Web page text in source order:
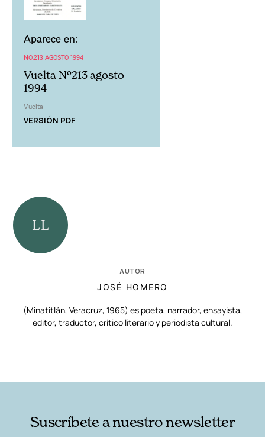
Aparece en:
NO.213 AGOSTO 1994
Vuelta Nº213 agosto
1994
Vuelta
VERSIÓN PDF
AUTOR
JOSÉ HOMERO
(Minatitlán, Veracruz, 1965) es poeta, narrador, ensayista,
editor, traductor, crítico literario y periodista cultural.
Suscríbete a nuestro newsletter